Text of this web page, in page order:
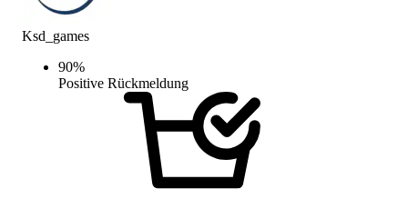
Ksd_games
90%
Positive Rückmeldung